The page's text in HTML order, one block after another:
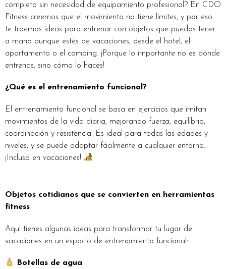
completo sin necesidad de equipamiento profesional? En CDO
Fitness creemos que el movimiento no tiene límites, y por eso
te traemos ideas para entrenar con objetos que puedas tener
a mano aunque estés de vacaciones, desde el hotel, el
apartamento o el camping. ¡Porque lo importante no es dónde
entrenas, sino cómo lo haces!
¿Qué es el entrenamiento funcional?
El entrenamiento funcional se basa en ejercicios que imitan
movimientos de la vida diaria, mejorando fuerza, equilibrio,
coordinación y resistencia. Es ideal para todas las edades y
niveles, y se puede adaptar fácilmente a cualquier entorno…
¡Incluso en vacaciones!
Objetos cotidianos que se convierten en herramientas
fitness
Aquí tienes algunas ideas para transformar tu lugar de
vacaciones en un espacio de entrenamiento funcional:
Botellas de agua